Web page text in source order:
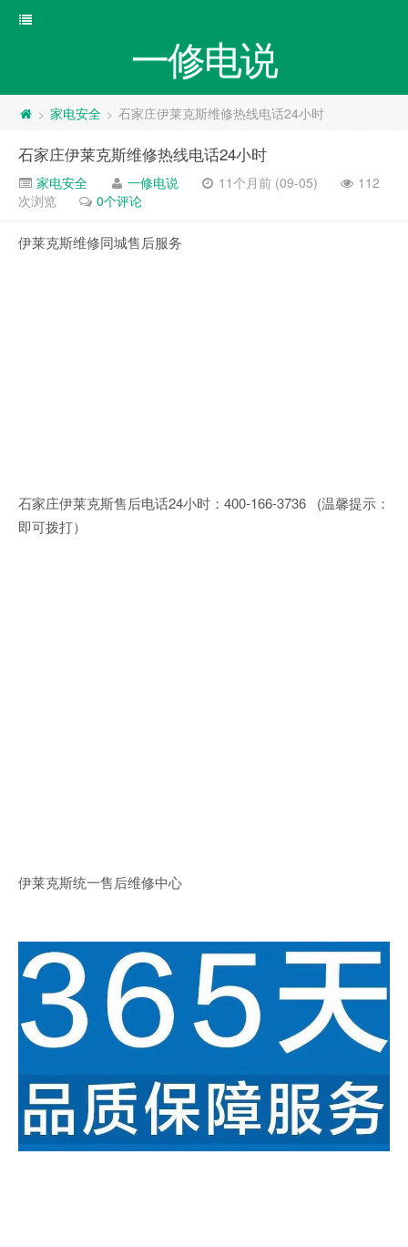
一修电说
> 家电安全 > 石家庄伊莱克斯维修热线电话24小时
石家庄伊莱克斯维修热线电话24小时
家电安全 一修电说 11个月前 (09-05)
112
次浏览
0个评论
伊莱克斯维修同城售后服务
石家庄伊莱克斯售后电话24小时：400-166-3736 (温馨提示：
即可拨打）
伊莱克斯统一售后维修中心